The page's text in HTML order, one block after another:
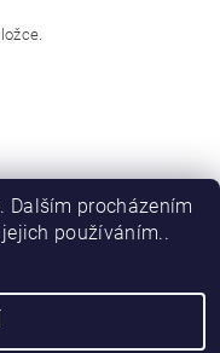
Dalším procházením
používáním..